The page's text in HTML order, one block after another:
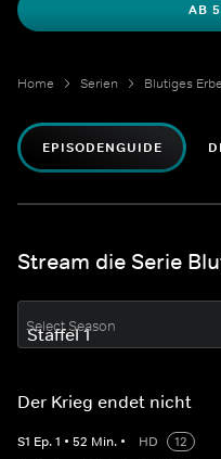
AB
Home Serien Blutiges Erbe
EPISODENGUIDE
Stream die Serie
Select Season
Der Krieg endet nicht
S1 Ep.1 • 52 Min. • HD
12